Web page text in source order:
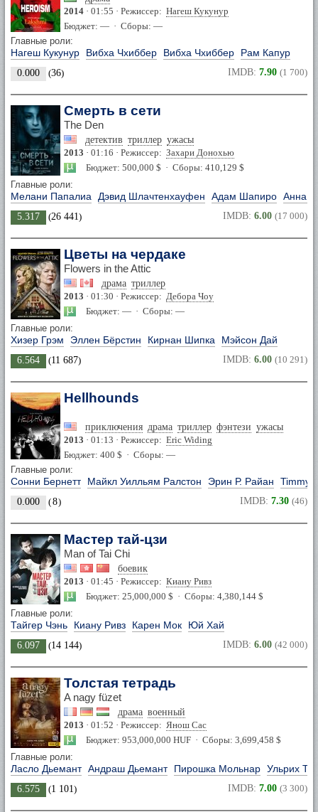
2014 · 01:55 · Режиссер: Нагеш Кукунур
Бюджет: — · Сборы: —
Главные роли:
Нагеш Кукунур Вибха Чхиббер Вибха Чхиббер Рам Капур
0.000 (36) IMDB: 7.90 (1 700)
Смерть в сети
The Den
детектив триллер ужасы
2013 · 01:16 · Режиссер: Захари Донохью
Бюджет: 500,000 $ · Сборы: 410,129 $
Главные роли:
Мелани Папалиа Дэвид Шлачтенхауфен Адам Шапиро Анна
5.317 (26 441) IMDB: 6.00 (17 000)
Цветы на чердаке
Flowers in the Attic
драма триллер
2013 · 01:30 · Режиссер: Дебора Чоу
Бюджет: — · Сборы: —
Главные роли:
Хизер Грэм Эллен Бёрстин Кирнан Шипка Мэйсон Дай
6.564 (11 687) IMDB: 6.00 (10 291)
Hellhounds
приключения драма триллер фэнтези ужасы
2013 · 01:13 · Режиссер: Eric Widing
Бюджет: 400 $ · Сборы: —
Главные роли:
Сонни Бернетт Майкл Уилльям Ралстон Эрин Р. Райан Timmy
0.000 (8) IMDB: 7.30 (46)
Мастер тай-цзи
Man of Tai Chi
боевик
2013 · 01:45 · Режиссер: Киану Ривз
Бюджет: 25,000,000 $ · Сборы: 4,380,144 $
Главные роли:
Тайгер Чэнь Киану Ривз Карен Мок Юй Хай
6.097 (14 144) IMDB: 6.00 (42 000)
Толстая тетрадь
A nagy füzet
драма военный
2013 · 01:52 · Режиссер: Янош Сас
Бюджет: 953,000,000 HUF · Сборы: 3,699,458 $
Главные роли:
Ласло Дьемант Андраш Дьемант Пирошка Мольнар Ульрих
6.575 (1 101) IMDB: 7.00 (3 300)